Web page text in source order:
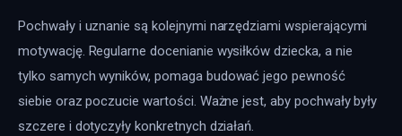
Pochwały i uznanie są kolejnymi narzędziami wspierającymi
motywację. Regularne docenianie wysiłków dziecka, a nie
tylko samych wyników, pomaga budować jego pewność
siebie oraz poczucie wartości. Ważne jest, aby pochwały były
szczere i dotyczyły konkretnych działań.